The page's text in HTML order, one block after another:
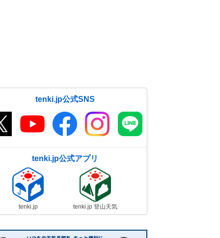
tenki.jp公式SNS
tenki.jp公式アプリ
tenki.jp tenki.jp 登山天気